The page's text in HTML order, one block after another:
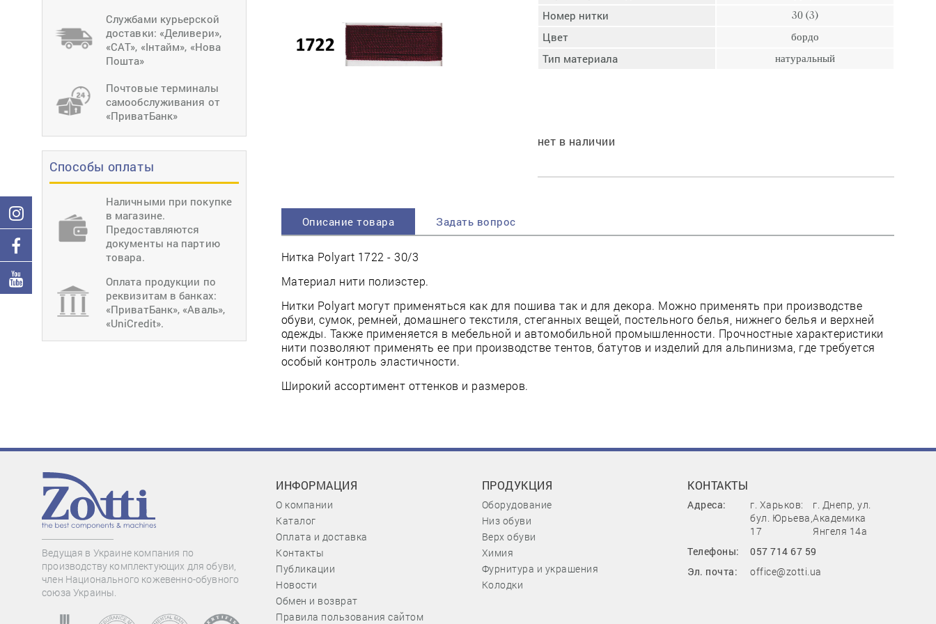
оборудование
Загибка деталей
Увлажнение пятки
Затяжка пяточной
части
Прибивка каблука
Отбивание следа
пресс
Ампулы
Иглы
Службами курьерской
доставки: «Деливери»,
«САТ», «Інтайм», «Нова
Пошта»
Почтовые терминалы
самообслуживания от
«ПриватБанк»
Способы оплаты
Наличными при покупке
в магазине.
Предоставляются
документы на партию
товара.
Оплата продукции по
реквизитам в банках:
«ПриватБанк», «Аваль»,
«UniCredit».
Номер нитки 30 (3)
Цвет бордо
Тип материала натуральный
нет в наличии
Описание товара Задать вопрос
Нитка Polyart 1722 - 30/3
Материал нити полиэстер.
Нитки Polyart могут применяться как для пошива так и для декора. Можно применять при производстве
обуви, сумок, ремней, домашнего текстиля, стеганных вещей, постельного белья, нижнего белья и верхней
одежды. Также применяется в мебельной и автомобильной промышленности. Прочностные характеристики
нити позволяют применять ее при производстве тентов, батутов и изделий для альпинизма, где требуется
особый контроль эластичности.
Широкий ассортимент оттенков и размеров.
Ведущая в Украине компания по
производству комплектующих для обуви,
член Национального кожевенно-обувного
союза Украины.
ИНФОРМАЦИЯ
О компании
Каталог
Оплата и доставка
Контакты
Публикации
Новости
Обмен и возврат
Правила пользования сайтом
ПРОДУКЦИЯ
Оборудование
Низ обуви
Верх обуви
Химия
Фурнитура и украшения
Колодки
КОНТАКТЫ
Адреса:
г. Харьков:
бул. Юрьева,
17
г. Днепр, ул.
Академика
Янгеля 14а
Телефоны:
057 714 67 59
Эл. почта:
office@zotti.ua